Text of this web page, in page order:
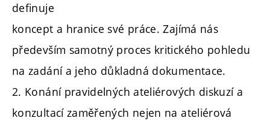
definuje
koncept a hranice své práce. Zajímá nás
především samotný proces kritického pohledu
na zadání a jeho důkladná dokumentace.
2. Konání pravidelných ateliérových diskuzí a
konzultací zaměřených nejen na ateliérová